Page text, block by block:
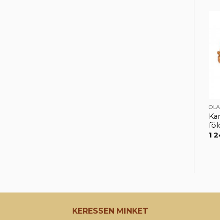
1
KERESSEN MINKET